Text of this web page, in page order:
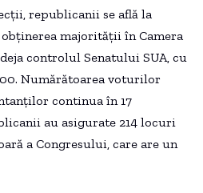
republicanii se află la
majorităţii în Camera
controlul Senatului SUA, cu
Numărătoarea voturilor
continua în 17
au asigurate 214 locuri
a Congresului, care are un